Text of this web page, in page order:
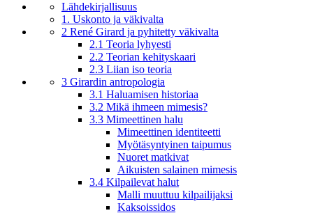
Lähdekirjallisuus
1. Uskonto ja väkivalta
2 René Girard ja pyhitetty väkivalta
2.1 Teoria lyhyesti
2.2 Teorian kehityskaari
2.3 Liian iso teoria
3 Girardin antropologia
3.1 Haluamisen historiaa
3.2 Mikä ihmeen mimesis?
3.3 Mimeettinen halu
Mimeettinen identiteetti
Myötäsyntyinen taipumus
Nuoret matkivat
Aikuisten salainen mimesis
3.4 Kilpailevat halut
Malli muuttuu kilpailijaksi
Kaksoissidos